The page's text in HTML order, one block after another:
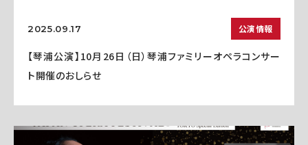
2025.09.17 公演情報
【琴浦公演】10月26日（日）琴浦ファミリーオペラコンサー
ト開催のおしらせ